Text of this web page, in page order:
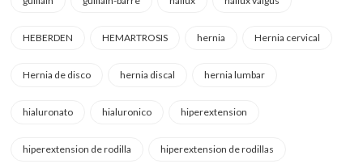
HEBERDEN HEMARTROSIS hernia Hernia cervical
Hernia de disco hernia discal hernia lumbar
hialuronato hialuronico hiperextension
hiperextension de rodilla hiperextension de rodillas